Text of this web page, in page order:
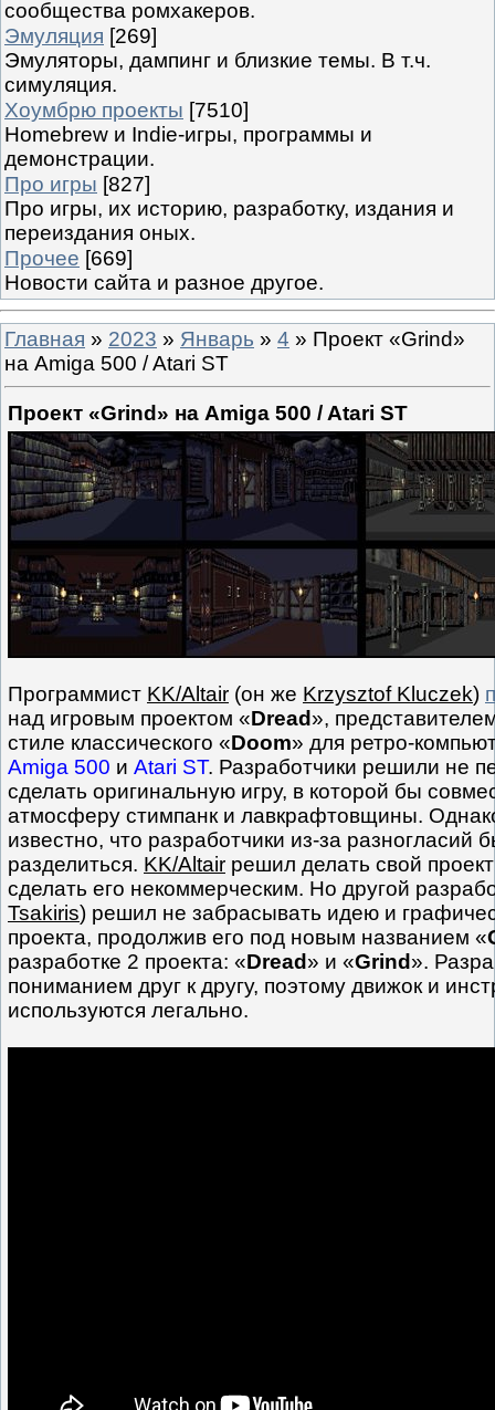
сообщества ромхакеров.
Эмуляция [269]
Эмуляторы, дампинг и близкие темы. В т.ч.
симуляция.
Хоумбрю проекты [7510]
Homebrew и Indie-игры, программы и
демонстрации.
Про игры [827]
Про игры, их историю, разработку, издания и
переиздания оных.
Прочее [669]
Новости сайта и разное другое.
Главная » 2023 » Январь » 4 » Проект «Grind»
на Amiga 500 / Atari ST
Проект «Grind» на Amiga 500 / Atari ST
Программист KK/Altair (он же Krzysztof Kluczek)
над игровым проектом «Dread»,
стиле классического «Doom» для ретро-
Amiga 500 и Atari ST. Разработчики решили не
сделать оригинальную игру, в которой бы
атмосферу стимпанк и лавкрафтовщины.
известно, что разработчики из-за
разделиться. KK/Altair решил делать свой
сделать его некоммерческим. Но другой
Tsakiris) решил не забрасывать идею и
проекта, продолжив его под новым названием «
разработке 2 проекта: «Dread» и «Grind».
пониманием друг к другу, поэтому движок и
используются легально.